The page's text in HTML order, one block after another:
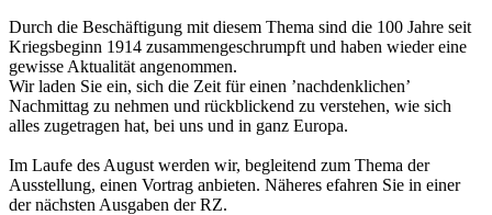
Durch die Beschäftigung mit diesem Thema sind die 100 Jahre seit
Kriegsbeginn 1914 zusammengeschrumpft und haben wieder eine
gewisse Aktualität angenommen.
Wir laden Sie ein, sich die Zeit für einen ’nachdenklichen’
Nachmittag zu nehmen und rückblickend zu verstehen, wie sich
alles zugetragen hat, bei uns und in ganz Europa.
Im Laufe des August werden wir, begleitend zum Thema der
Ausstellung, einen Vortrag anbieten. Näheres efahren Sie in einer
der nächsten Ausgaben der RZ.